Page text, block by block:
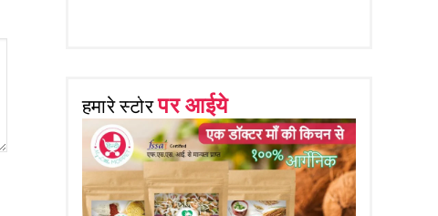
हमारे स्टोरपर आईये